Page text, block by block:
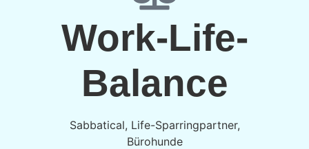
Abteilungs-Workshop
Jahresgespräch
Meet & Greet
Mitarbeiterbefragung
Work-Life-
Balance
Sabbatical, Life-Sparringpartner,
Bürohunde